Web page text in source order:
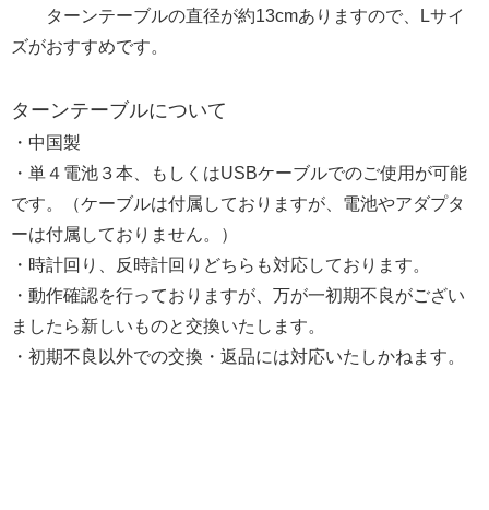
ターンテーブルの直径が約13cmありますので、Lサイ
ズがおすすめです。
ターンテーブルについて
・中国製
・単４電池３本、もしくはUSBケーブルでのご使用が可能
です。（ケーブルは付属しておりますが、電池やアダプタ
ーは付属しておりません。）
・時計回り、反時計回りどちらも対応しております。
・動作確認を行っておりますが、万が一初期不良がござい
ましたら新しいものと交換いたします。
・初期不良以外での交換・返品には対応いたしかねます。